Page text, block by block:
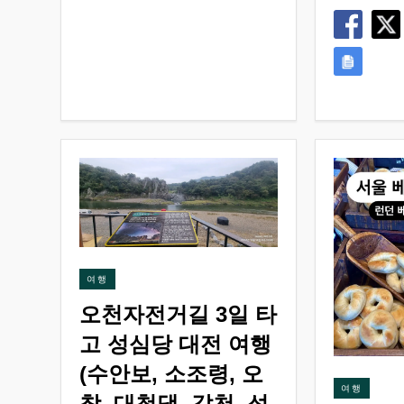
여행
오천자전거길 3일 타
고 성심당 대전 여행
(수안보, 소조령, 오
여행